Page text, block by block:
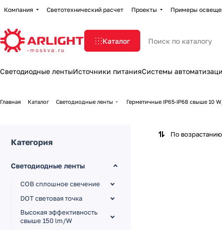
Компания Светотехнический расчет Проекты Примеры
Каталог
Светодиодные лентыИсточники питанияСистемы
Главная Каталог Светодиодные ленты Герметичные IP65-IP68 свыше 10
По
Категория
Светодиодные ленты
COB сплошное свечение
DOT световая точка
Высокая эффективность
свыше 150 lm/W